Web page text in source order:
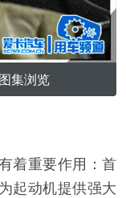
集浏览
着重要作用：首
起动机提供强大